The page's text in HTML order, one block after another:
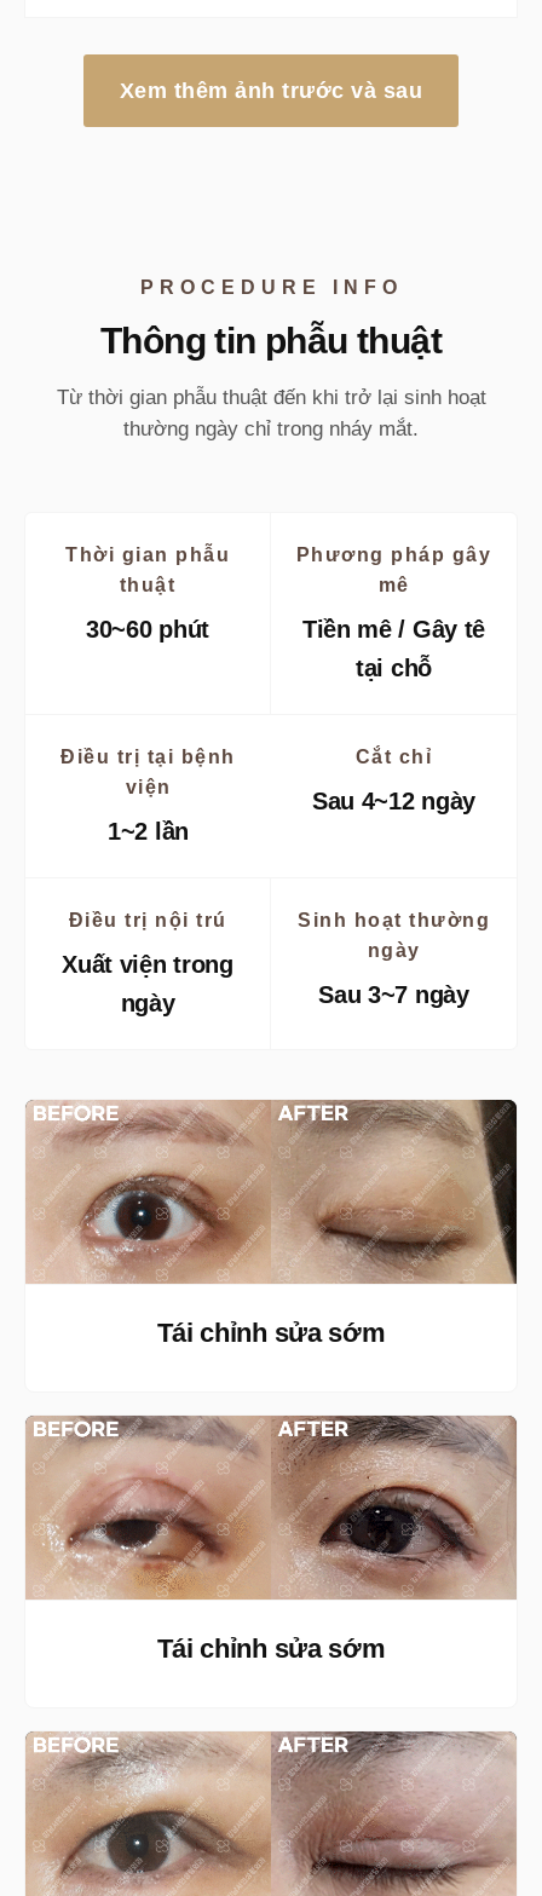
Xem thêm ảnh trước và sau
PROCEDURE INFO
Thông tin phẫu thuật
Từ thời gian phẫu thuật đến khi trở lại sinh hoạt
thường ngày chỉ trong nháy mắt.
Thời gian phẫu
thuật
30~60 phút
Phương pháp gây
mê
Tiền mê / Gây tê
tại chỗ
Điều trị tại bệnh
viện
1~2 lần
Cắt chỉ
Sau 4~12 ngày
Điều trị nội trú
Xuất viện trong
ngày
Sinh hoạt thường
ngày
Sau 3~7 ngày
Tái chỉnh sửa sớm
Tái chỉnh sửa sớm